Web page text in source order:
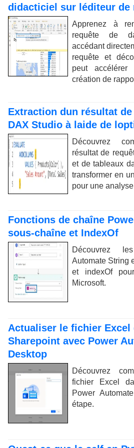
didacticiel sur léditeur de
Apprenez à
requête de
accédant
requête et
peut accélérer
création de
Extraction dun résultat
DAX Studio à laide de
Découvrez
résultat de
et de tableaux
transformer en
pour une
Fonctions de chaîne
sous-chaîne et IndexOf
Découvrez
Automate String
et indexOf
Microsoft.
Actualiser le fichier Excel
Sharepoint avec Power
Desktop
Découvrez
fichier Excel
Power
étape.